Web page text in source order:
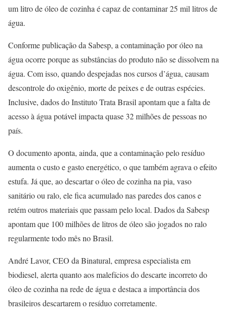
um litro de óleo de cozinha é capaz de contaminar 25 mil litros de
água.
Conforme publicação da Sabesp, a contaminação por óleo na
água ocorre porque as substâncias do produto não se dissolvem na
água. Com isso, quando despejadas nos cursos d’água, causam
descontrole do oxigênio, morte de peixes e de outras espécies.
Inclusive, dados do Instituto Trata Brasil apontam que a falta de
acesso à água potável impacta quase 32 milhões de pessoas no
país.
O documento aponta, ainda, que a contaminação pelo resíduo
aumenta o custo e gasto energético, o que também agrava o efeito
estufa. Já que, ao descartar o óleo de cozinha na pia, vaso
sanitário ou ralo, ele fica acumulado nas paredes dos canos e
retém outros materiais que passam pelo local. Dados da Sabesp
apontam que 100 milhões de litros de óleo são jogados no ralo
regularmente todo mês no Brasil.
André Lavor, CEO da Binatural, empresa especialista em
biodiesel, alerta quanto aos malefícios do descarte incorreto do
óleo de cozinha na rede de água e destaca a importância dos
brasileiros descartarem o resíduo corretamente.